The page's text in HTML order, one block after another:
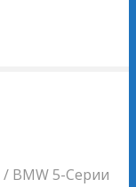
/ BMW 5-Серии